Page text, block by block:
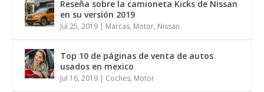
Reseña sobre la camioneta Kicks de Nissan
en su versión 2019
Jul 25, 2019 | Marcas, Motor, Nissan
Top 10 de páginas de venta de autos
usados en mexico
Jul 16, 2019 | Coches, Motor